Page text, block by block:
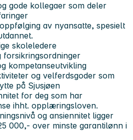
gode kollegaer som deler
av nyansatte, spesielt
skoleledere
forsikringsordninger
kompetanseutvikling
og velferdsgoder som
på Sjusjøen
for deg som har
ihht. opplæringsloven.
og ansiennitet ligger
000,- over minste garantilønn i